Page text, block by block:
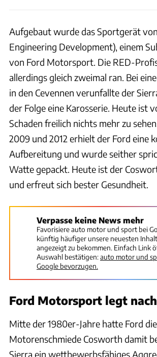
Aufgebaut wurde das Sportgerät
Engineering Development), einem
von Ford Motorsport. Die RED-
allerdings gleich zweimal ran. Bei
in den Cevennen verunfallte der
der Folge eine Karosserie. Heute ist
Schaden freilich nichts mehr zu
2009 und 2012 erhielt der Ford eine
Aufbereitung und wurde seither
Watte gepackt. Heute ist der
und erfreut sich bester Gesundheit.
Verpasse keine News mehr
Favorisiere auto motor und sport bei
künftig häufiger unsere neuesten
angezeigt zu bekommen. Einfach Link
Auswahl bestätigen:auto motor und
Google bevorzugen.
Ford Motorsport legt nach
Mitte der 1980er-Jahre hatte Ford die
Motorenschmiede Cosworth damit
Sierra ein wettbewerbsfähiges